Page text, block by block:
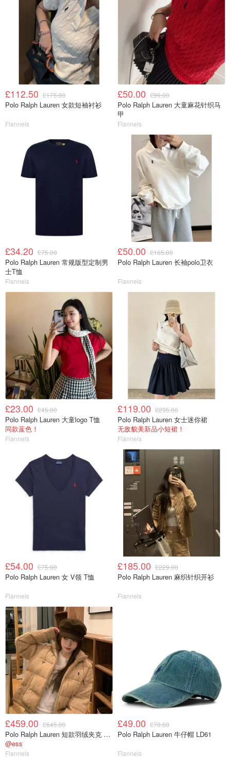
£112.50 £175.00
Polo Ralph Lauren 女款短袖衬衫
Flannels
£50.00 £99.00
Polo Ralph Lauren 大童麻花针织马
甲
Flannels
£34.20 £75.00
Polo Ralph Lauren 常规版型定制男
士T恤
Flannels
£50.00 £165.00
Polo Ralph Lauren 长袖polo卫衣
Flannels
£23.00 £45.00
Polo Ralph Lauren 大童logo T恤
同款蓝色！
Flannels
£119.00 £235.00
Polo Ralph Lauren 女士迷你裙
无敌貌美新品小短裙！
Flannels
£54.00 £75.00
Polo Ralph Lauren 女 V领 T恤
Flannels
£185.00 £229.00
Polo Ralph Lauren 麻织针织开衫
Flannels
£459.00 £645.00
Polo Ralph Lauren 短款羽绒夹克 女款
@ess
Flannels
£49.00 £70.00
Polo Ralph Lauren 牛仔帽 LD61
Flannels